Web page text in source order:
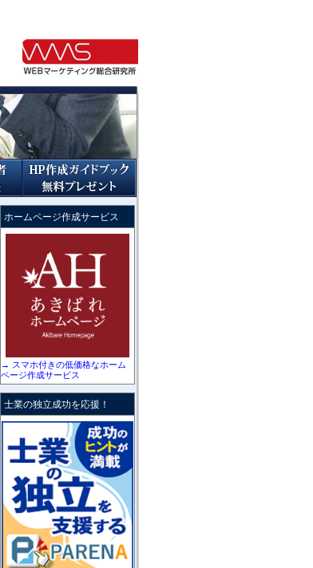
ホームページ作成サービス
→ スマホ付きの低価格なホーム
ページ作成サービス
士業の独立成功を応援！